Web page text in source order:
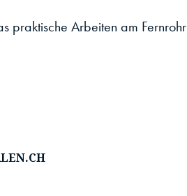
praktische Arbeiten am Fernrohr